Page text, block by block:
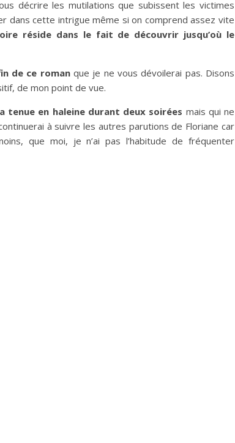
décrire les mutilations que subissent les victimes
dans cette intrigue même si on comprend assez vite
réside dans le fait de découvrir jusqu’où le
de ce romanque je ne vous dévoilerai pas. Disons
de mon point de vue.
tenue en haleine durant deux soirées mais qui ne
à suivre les autres parutions de Floriane car
que moi, je n’ai pas l’habitude de fréquenter